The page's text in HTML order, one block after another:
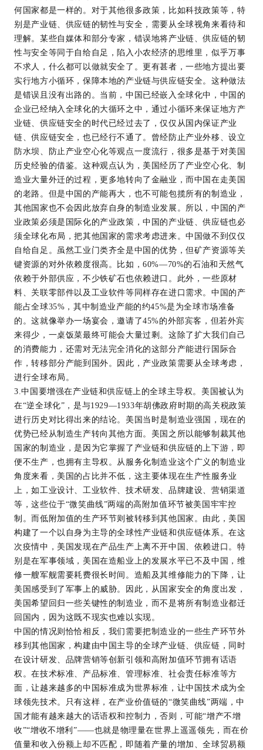
何国家都是一样的。对于其他很多政策，比如科技政策等，特
别是产业链、供应链的韧性与安全，需要从全球视角来看待和
理解。某些自媒体和部分专家，错误地将产业链、供应链的韧
性与安全等同于自给自足，陷入小农经济的思维里，似乎万事
不求人，什么都可以做就安全了。更有甚者，一些地方提出要
实行地方小循环，保障本地的产业链与供应链安全。这种做法
是错误且没有出路的。当前，中国已经嵌入全球化中，中国的
企业已经纳入全球化的大循环之中，通过小循环来保证地方产
业链、供应链安全的时代已经过去了，仅仅从国内保证产业
链、供应链安全，也已经行不通了。曾经防止产业外移、设立
防水坝、防止产业空心化等观点一度流行，很多是基于对美国
历史经验的借鉴。这种观点认为，美国经历了产业空心化、制
造业大量外迁的过程，更多地转向了金融业，而中国在走美国
的老路。但是中国的产能再大，也不可能包揽所有的制造业，
其他国家也不会因此放弃自身的制造业发展。所以，中国的产
业政策必须是国际化的产业政策，中国的产业链、供应链也必
须全球化布局，把其他国家的需求考虑进来。中国做不到仅仅
自给自足。虽然工业门类齐全是中国的优势，但矿产资源等关
键资源的对外依赖度很高。比如，60%—70%的石油和天然气
依赖于外部供应，不少铁矿石也依赖进口。此外，一些原材
料、关联零部件以及工业软件等同样存在进口需求。中国的产
能占全球35%，其中制造业产能的约45%是为全球市场准备
的。这就像举办一场宴会，邀请了45%的外部宾客，但若外宾
来得少，一桌饭菜最终可能会大量过剩。这除了扩大我们自己
的消费能力，还需对无法完全消化的这部分产能进行国际合
作，转移部分产能到国外。因此，产业政策需要从全球考虑，
进行全球布局。
3.中国要增强在产业链和供应链上的全球主导权。美国被认为
在“逆全球化”，是与1929—1933年胡佛政府时期的高关税政策
进行历史对比得出来的结论。美国当时是制造业强国，现在的
优势已经从制造生产转向其他方面。美国之所以能够制裁其他
国家的制造业，是因为它掌握了产业链和供应链的上下游，即
便不生产，也拥有主导权。从服务化制造业这个广义的制造业
角度来看，美国的占比并不低，这主要体现在生产性服务业
上，如工业设计、工业软件、技术研发、品牌建设、营销渠道
等，这些位于“微笑曲线”两端的高附加值环节被美国牢牢控
制。而低附加值的生产环节则被转移到其他国家。由此，美国
构建了一个以自身为主导的全球性产业链和供应链体系。在这
次疫情中，美国发现在产品生产上离不开中国、依赖进口。特
别是在军事领域，美国在造船业上的发展水平已不及中国，维
修一艘军舰需要耗费很长时间。造船及其维修能力的下降，让
美国感受到了军事上的威胁。因此，从国家安全的角度出发，
美国希望回归一些关键性的制造业，而不是将所有制造业都迁
回国内，因为这既不现实也难以实现。
中国的情况则恰恰相反，我们需要把制造业的一些生产环节外
移到其他国家，构建由中国主导的全球产业链、供应链，同时
在设计研发、品牌营销等创新引领和高附加值环节拥有话语
权。在技术标准、产品标准、管理标准、社会责任标准等方
面，让越来越多的中国标准成为世界标准，让中国技术成为全
球领先技术。只有这样，在产业价值链的“微笑曲线”两端，中
国才能有越来越大的话语权和控制力，否则，可能“增产不增
收”“增收不增利”——也就是物理量在世界上遥遥领先，而在价
值量和收入份额上却不匹配，即随着产量的增加、全球贸易额